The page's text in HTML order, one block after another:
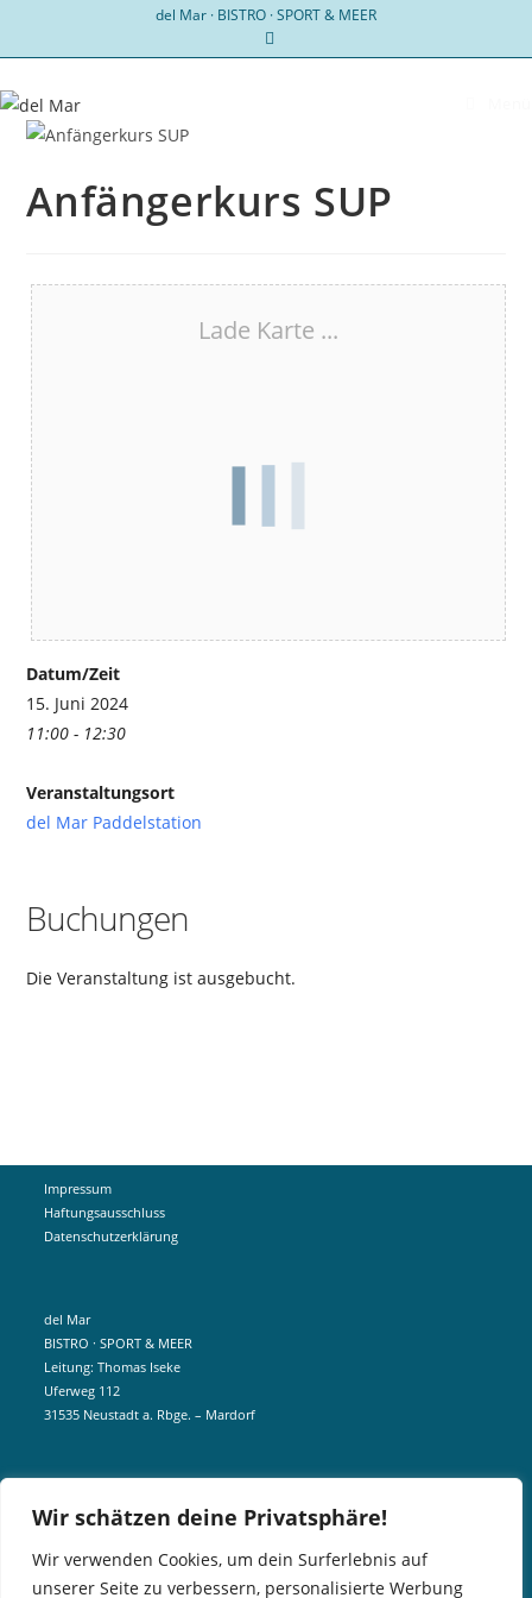
Wir schätzen deine Privatsphäre!
Wir verwenden Cookies, um dein Surferlebnis auf
unserer Seite zu verbessern, personalisierte Werbung
del Mar · BISTRO · SPORT & MEER
Anfängerkurs SUP
Lade Karte ...
Datum/Zeit
15. Juni 2024
11:00 - 12:30
Veranstaltungsort
del Mar Paddelstation
Buchungen
Die Veranstaltung ist ausgebucht.
Impressum
Haftungsausschluss
Datenschutzerklärung
del Mar
BISTRO · SPORT & MEER
Leitung: Thomas Iseke
Uferweg 112
31535 Neustadt a. Rbge. – Mardorf
info@delmar-mardorf.de